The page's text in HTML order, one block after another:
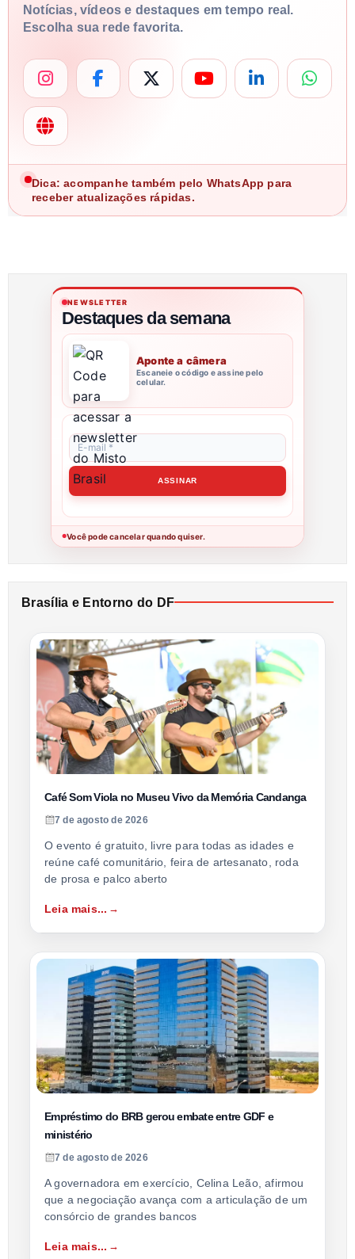
Notícias, vídeos e destaques em tempo real.
Escolha sua rede favorita.
Dica: acompanhe também pelo WhatsApp para
receber atualizações rápidas.
NEWSLETTER
Destaques da semana
Aponte a câmera
Escaneie o código e assine pelo
celular.
●Você pode cancelar quando quiser.
Brasília e Entorno do DF
Café Som Viola no Museu Vivo da Memória Candanga
7 de agosto de 2026
O evento é gratuito, livre para todas as idades e
reúne café comunitário, feira de artesanato, roda
de prosa e palco aberto
Leia mais...
Empréstimo do BRB gerou embate entre GDF e
ministério
7 de agosto de 2026
A governadora em exercício, Celina Leão, afirmou
que a negociação avança com a articulação de um
consórcio de grandes bancos
Leia mais...